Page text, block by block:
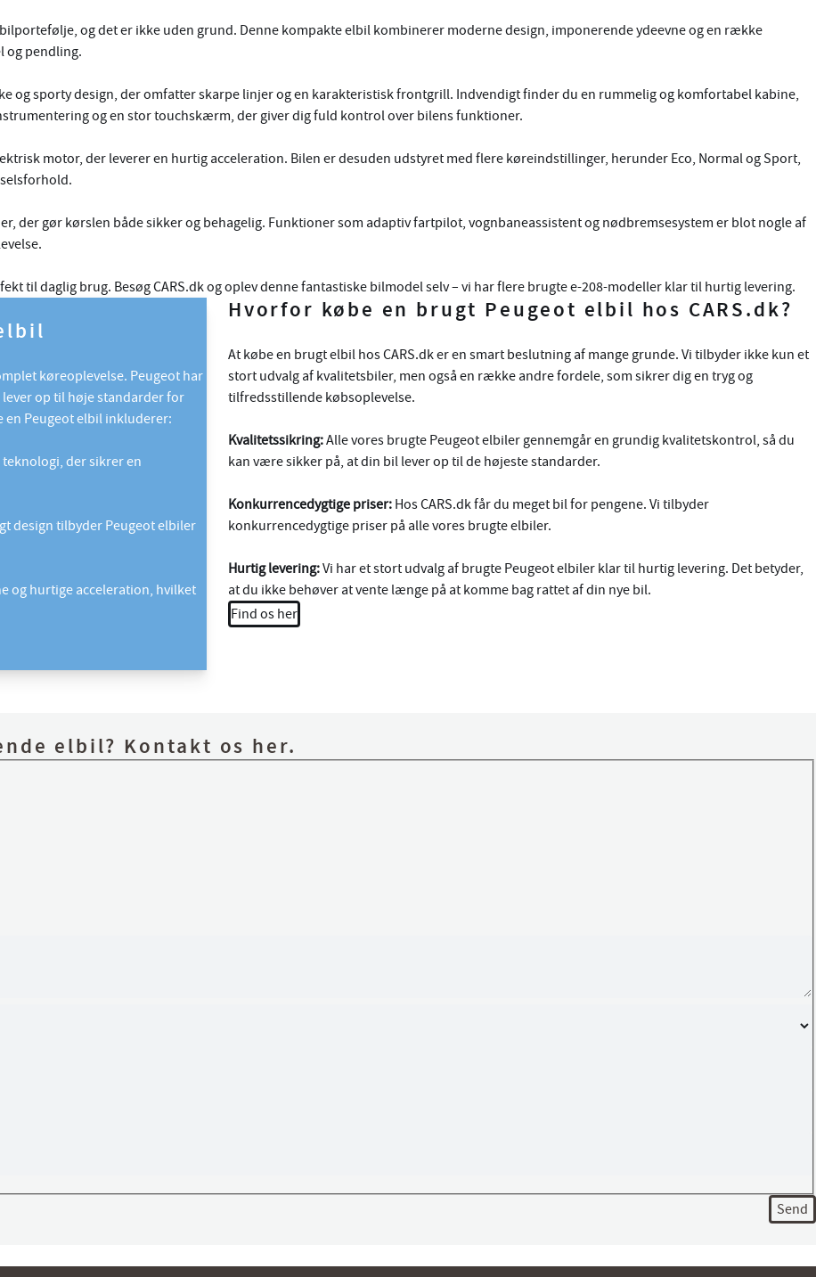
og det er ikke uden grund. Denne kompakte elbil kombinerer moderne design, imponerende ydeevne og en række
og pendling.
og sporty design, der omfatter skarpe linjer og en karakteristisk frontgrill. Indvendigt finder du en rummelig og komfortabel kabine,
og en stor touchskærm, der giver dig fuld kontrol over bilens funktioner.
motor, der leverer en hurtig acceleration. Bilen er desuden udstyret med flere køreindstillinger, herunder Eco, Normal og Sport,
der gør kørslen både sikker og behagelig. Funktioner som adaptiv fartpilot, vognbaneassistent og nødbremsesystem er blot nogle af
til daglig brug. Besøg CARS.dk og oplev denne fantastiske bilmodel selv – vi har flere brugte e-208-modeller klar til hurtig levering.
køreoplevelse. Peugeot har
op til høje standarder for
en Peugeot elbil inkluderer:
der sikrer en
design tilbyder Peugeot elbiler
og hurtige acceleration, hvilket
Hvorfor købe en brugt Peugeot elbil hos CARS.dk?
At købe en brugt elbil hos CARS.dk er en smart beslutning af mange grunde. Vi tilbyder ikke kun et
stort udvalg af kvalitetsbiler, men også en række andre fordele, som sikrer dig en tryg og
tilfredsstillende købsoplevelse.
Kvalitetssikring:Alle vores brugte Peugeot elbiler gennemgår en grundig kvalitetskontrol, så du
kan være sikker på, at din bil lever op til de højeste standarder.
Konkurrencedygtige priser: Hos CARS.dk får du meget bil for pengene. Vi tilbyder
konkurrencedygtige priser på alle vores brugte elbiler.
Hurtig levering:Vi har et stort udvalg af brugte Peugeot elbiler klar til hurtig levering. Det betyder,
at du ikke behøver at vente længe på at komme bag rattet af din nye bil.
Find os her
elbil? Kontakt os her.